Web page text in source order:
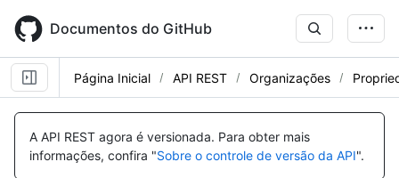
main
content
Documentos do GitHub
Página Inicial API REST Organizações
A API REST agora é versionada. Para obter mais
informações, confira "Sobre o controle de versão da API".
Nome,
Tipo,
Descrição
Nome,
Tipo,
Descrição
Nome,
Tipo,
Descrição
Nome,
Tipo,
Descrição
Nome,
Tipo,
Descrição
Nome,
Tipo,
Descrição
Nome,
Tipo,
Descrição
Nome,
Tipo,
Descrição
Nome,
Tipo,
Descrição
Nome,
Tipo,
Descrição
Nome,
Tipo,
Descrição
Nome,
Tipo,
Descrição
Nome,
Tipo,
Descrição
Nome,
Tipo,
Descrição
Nome,
Tipo,
Descrição
Nome,
Tipo,
Descrição
Nome,
Tipo,
Descrição
Nome,
Tipo,
Descrição